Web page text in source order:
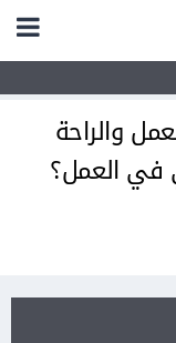
والراحة
في العمل؟